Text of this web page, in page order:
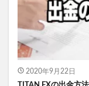
2020年9月22日